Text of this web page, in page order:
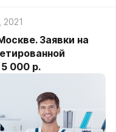
2021
Заявки на
000 р.